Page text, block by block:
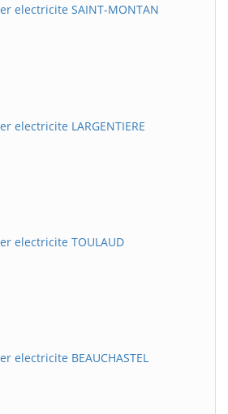
electricite SAINT-MONTAN
electricite LARGENTIERE
electricite TOULAUD
electricite BEAUCHASTEL